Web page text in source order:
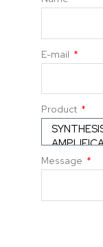
E-mail
Product
Message